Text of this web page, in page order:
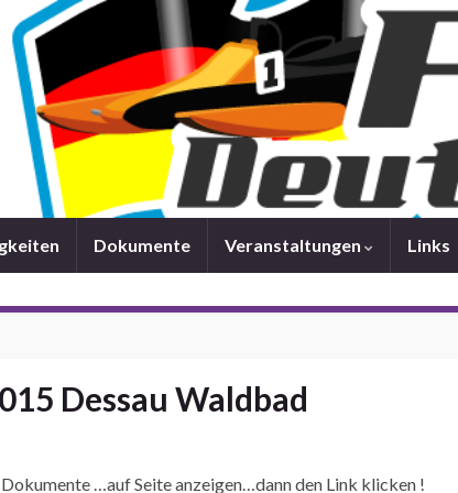
Dokumente Veranstaltungen Links
Dessau Waldbad
…auf Seite anzeigen…dann den Link klicken !